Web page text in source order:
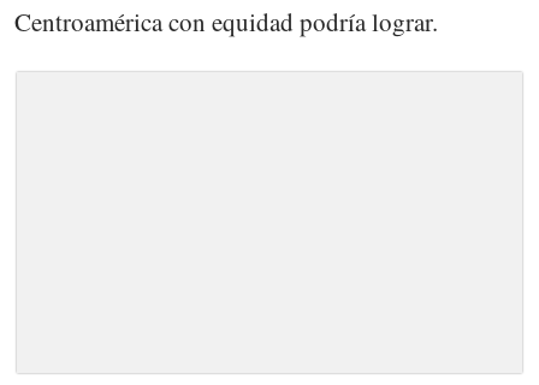
Centroamérica con equidad podría lograr.